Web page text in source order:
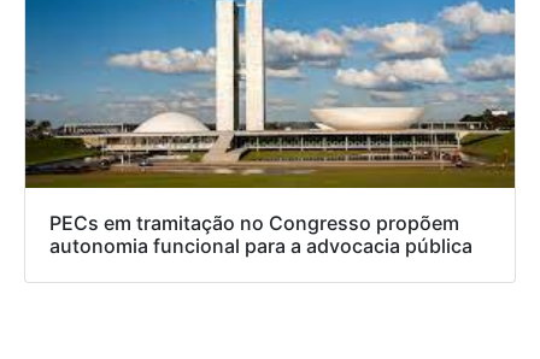
PECs em tramitação no Congresso propõem
autonomia funcional para a advocacia pública